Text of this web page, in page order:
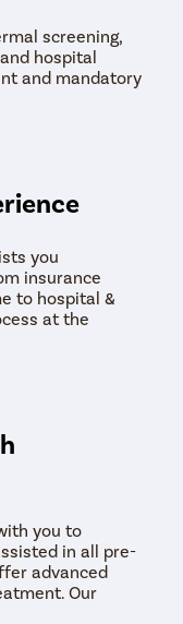
लॅपरोस्कोप
दृश्य देते आणि
करण्यात
ऊर्जा
करणारे
वेगळे
काढून टाकले
(अर्धा इंच
सेमी पेक्षा मोठे
जन्म
बनवल्या
1-2
केली
screening,
hospital
and mandatory
you
insurance
to hospital &
at the
you to
in all pre-
advanced
Our